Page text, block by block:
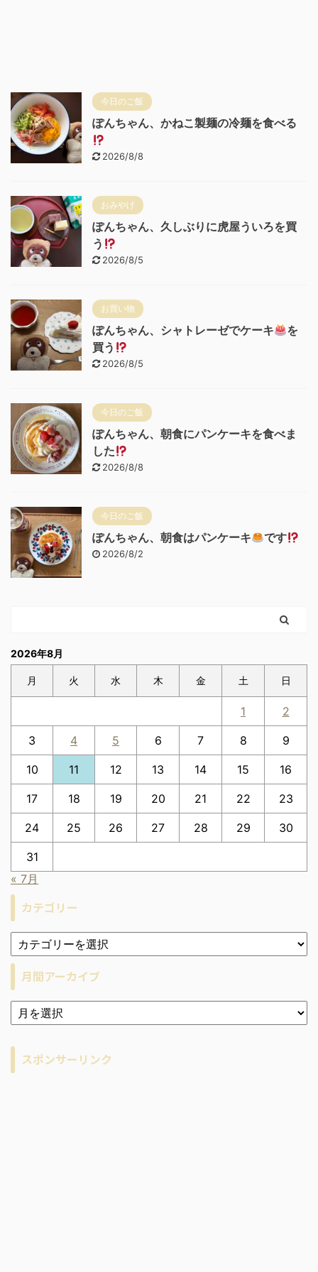
今日のご飯
ぽんちゃん、かねこ製麺の冷麺を食べる
2026/8/8
おみやげ
ぽんちゃん、久しぶりに虎屋ういろを買
う
2026/8/5
お買い物
ぽんちゃん、シャトレーゼでケーキ
を
買う
2026/8/5
今日のご飯
ぽんちゃん、朝食にパンケーキを食べま
した
2026/8/8
今日のご飯
ぽんちゃん、朝食はパンケーキ です
2026/8/2
2026年8月
月 火 水 木 金 土 日
1 2
3 4 5 6 7 8 9
10 11 12 13 14 15 16
17 18 19 20 21 22 23
24 25 26 27 28 29 30
31
« 7月
カテゴリー
月間アーカイブ
ア
ー
ブ
スポンサーリンク